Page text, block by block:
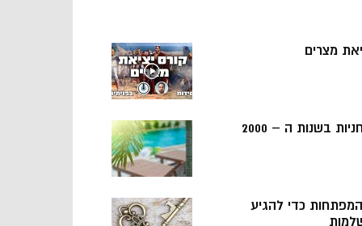
מצרים
בשנות ה – 2000
5 המפתחות כדי להגיע